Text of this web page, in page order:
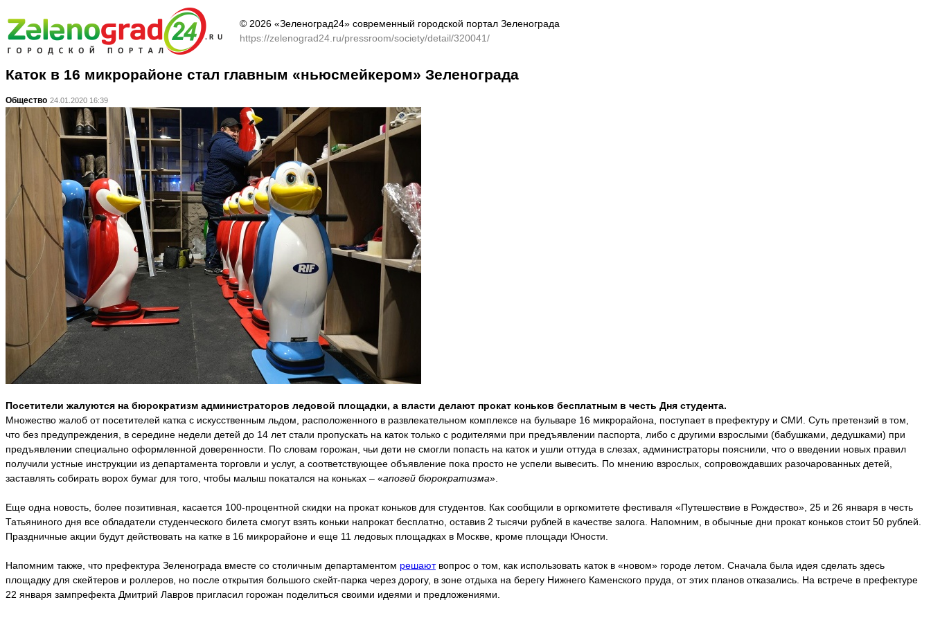
© 2026 «Зеленоград24» современный городской портал Зеленограда
https://zelenograd24.ru/pressroom/society/detail/320041/
Каток в 16 микрорайоне стал главным «ньюсмейкером» Зеленограда
Общество 24.01.2020 16:39
Посетители жалуются на бюрократизм администраторов ледовой площадки, а власти делают прокат коньков бесплатным в честь Дня студента.
Множество жалоб от посетителей катка с искусственным льдом, расположенного в развлекательном комплексе на бульваре 16 микрорайона, поступает в префектуру и СМИ. Суть претензий в том,
что без предупреждения, в середине недели детей до 14 лет стали пропускать на каток только с родителями при предъявлении паспорта, либо с другими взрослыми (бабушками, дедушками) при
предъявлении специально оформленной доверенности. По словам горожан, чьи дети не смогли попасть на каток и ушли оттуда в слезах, администраторы пояснили, что о введении новых правил
получили устные инструкции из департамента торговли и услуг, а соответствующее объявление пока просто не успели вывесить. По мнению взрослых, сопровождавших разочарованных детей,
заставлять собирать ворох бумаг для того, чтобы малыш покатался на коньках – «апогей бюрократизма».
Еще одна новость, более позитивная, касается 100-процентной скидки на прокат коньков для студентов. Как сообщили в оргкомитете фестиваля «Путешествие в Рождество», 25 и 26 января в честь
Татьяниного дня все обладатели студенческого билета смогут взять коньки напрокат бесплатно, оставив 2 тысячи рублей в качестве залога. Напомним, в обычные дни прокат коньков стоит 50 рублей.
Праздничные акции будут действовать на катке в 16 микрорайоне и еще 11 ледовых площадках в Москве, кроме площади Юности.
Напомним также, что префектура Зеленограда вместе со столичным департаментом решаютвопрос о том, как использовать каток в «новом» городе летом. Сначала была идея сделать здесь
площадку для скейтеров и роллеров, но после открытия большого скейт-парка через дорогу, в зоне отдыха на берегу Нижнего Каменского пруда, от этих планов отказались. На встрече в префектуре
22 января зампрефекта Дмитрий Лавров пригласил горожан поделиться своими идеями и предложениями.